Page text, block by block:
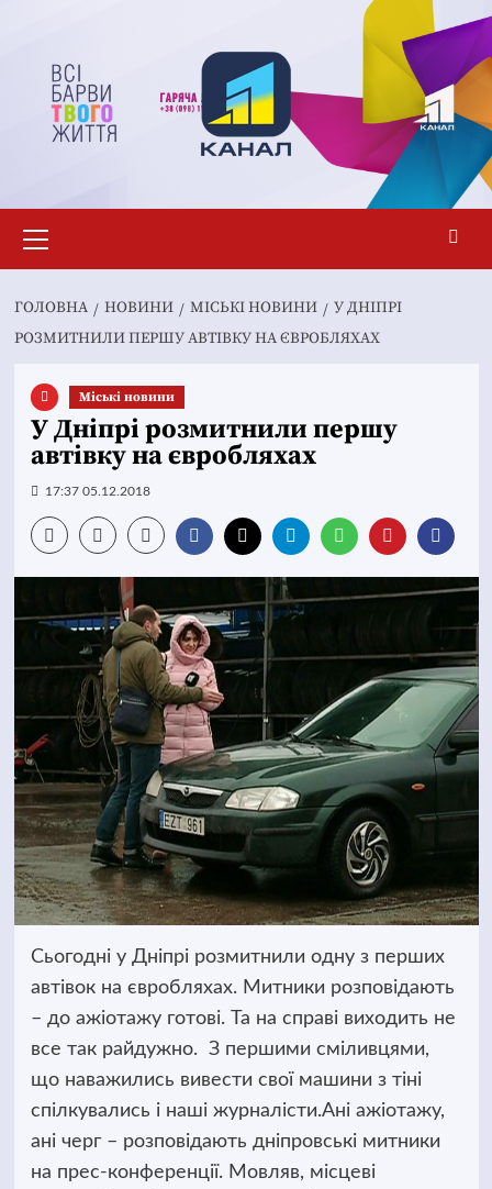
вмісту
меню
ГОЛОВНА НОВИНИ MІСЬКІ НОВИНИ
У ДНІПРІ
РОЗМИТНИЛИ ПЕРШУ АВТІВКУ НА ЄВРОБЛЯХАХ
Mіські новини
У Дніпрі розмитнили першу
автівку на євробляхах
17:37 05.12.2018
Сьогодні у Дніпрі розмитнили одну з перших
автівок на євробляхах. Митники розповідають
– до ажіотажу готові. Та на справі виходить не
все так райдужно.
З першими сміливцями,
що наважились вивести свої машини з тіні
спілкувались і наші журналісти.Ані ажіотажу,
ані черг – розповідають дніпровські митники
на прес-конференції. Мовляв, місцеві